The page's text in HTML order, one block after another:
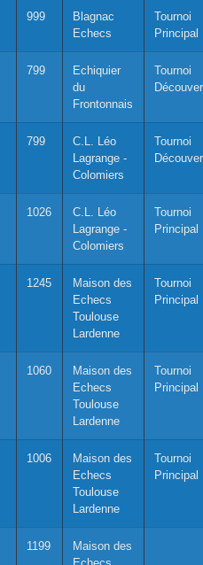
999
Blagnac
Echecs
Tournoi
Principal
799
Echiquier
du
Frontonnais
Tournoi
799
C.L. Léo
Lagrange -
Colomiers
Tournoi
1026
C.L. Léo
Lagrange -
Colomiers
Tournoi
Principal
1245
Maison des
Echecs
Toulouse
Lardenne
Tournoi
Principal
1060
Maison des
Echecs
Toulouse
Lardenne
Tournoi
Principal
1006
Maison des
Echecs
Toulouse
Lardenne
Tournoi
Principal
1199
Maison des
Echecs